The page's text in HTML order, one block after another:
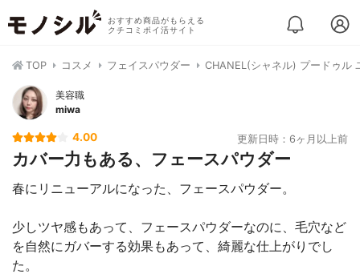
おすすめ商品がもらえる
クチコミポイ活サイト
TOP コスメ フェイスパウダー CHANEL(シャネル) プードゥル
美容職
miwa
4.00 更新日時：6ヶ月以上前
カバー力もある、フェースパウダー
春にリニューアルになった、フェースパウダー。
少しツヤ感もあって、フェースパウダーなのに、毛穴など
を自然にガバーする効果もあって、綺麗な仕上がりでし
た。